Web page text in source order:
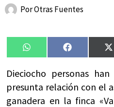
PorOtras Fuentes
Compartir
en
WhatsAppCompartir
en
FacebookX
Dieciocho personas
presunta relación con el
ganadera en la finca